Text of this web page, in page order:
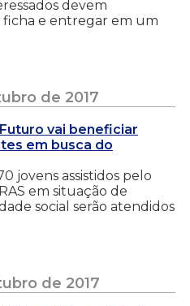
devem
e entregar em um
de 2017
vai beneficiar
em busca do
jovens assistidos pelo
em situação de
social serão atendidos
de 2017